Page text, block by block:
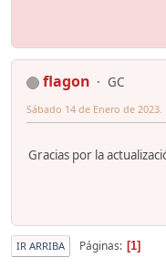
flagon
GC
Sábado 14 de Enero de 2023.
Gracias por la
IR ARRIBA Páginas 1